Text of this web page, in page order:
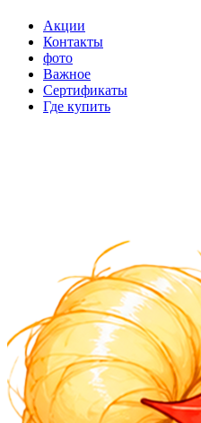
Акции
Контакты
фото
Важное
Сертификаты
Где купить